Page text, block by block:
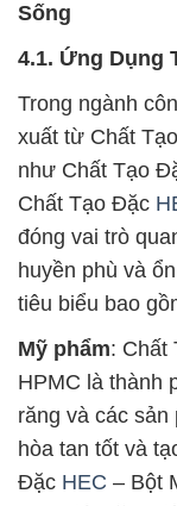
Sống
4.1. Ứng Dụng
Trong ngành
xuất từ Chất
như Chất Tạo
Chất Tạo Đặc
đóng vai trò
huyền phù và
tiêu biểu bao
Mỹ phẩm: Chất
HPMC là thành
răng và các
hòa tan tốt và
Đặc HEC – Bột